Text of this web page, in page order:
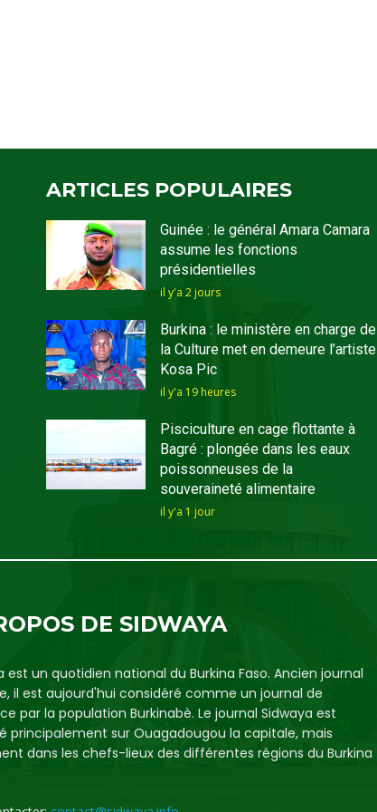
ARTICLES POPULAIRES
Guinée : le général Amara Camara
assume les fonctions
présidentielles
il y'a 2 jours
Burkina : le ministère en charge de
la Culture met en demeure l’artiste
Kosa Pic
il y'a 19 heures
Pisciculture en cage flottante à
Bagré : plongée dans les eaux
poissonneuses de la
souveraineté alimentaire
il y'a 1 jour
DE SIDWAYA
est un quotidien national du Burkina Faso. Ancien journal
il est aujourd'hui considéré comme un journal de
par la population Burkinabè. Le journal Sidwaya est
principalement sur Ouagadougou la capitale, mais
dans les chefs-lieux des différentes régions du Burkina